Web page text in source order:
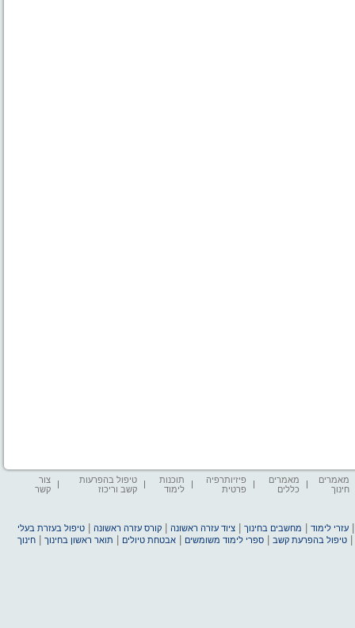
מאמרים
חינוך
מאמרים
כללים
פיזיותרפיה
פרטית
תוכנות
לימוד
טיפול בהפרעות
קשב וריכוז
צור
קשר
עזרי לימוד מחשבים בחינוך |ציוד עזרה ראשונה |קורס עזרה ראשונה |טיפול בעזרת בעלי
|טיפול בהפרעת קשב |ספרי לימוד משומשים |אבטחת טיולים תואר ראשון בחינוך |חינוך